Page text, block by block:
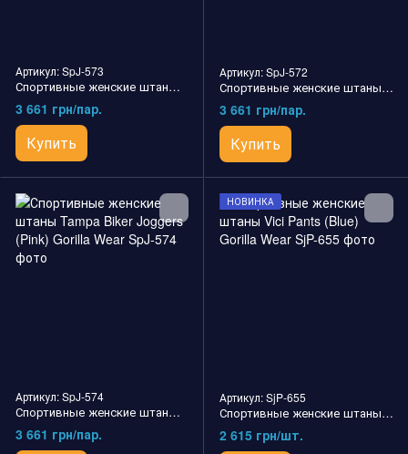
Артикул: SpJ-573
Спортивные женские штаны Tampa Biker Joggers (Black) Gorilla Wear
3 661 грн/пар.
Купить
Артикул: SpJ-572
Спортивные женские штаны Tampa Biker Joggers (Gray) Gorilla Wear
3 661 грн/пар.
Купить
Артикул: SpJ-574
Спортивные женские штаны Tampa Biker Joggers (Pink) Gorilla Wear
3 661 грн/пар.
НОВИНКА
Артикул: SjP-655
Спортивные женские штаны Vici Pants (Blue) Gorilla Wear
2 615 грн/шт.